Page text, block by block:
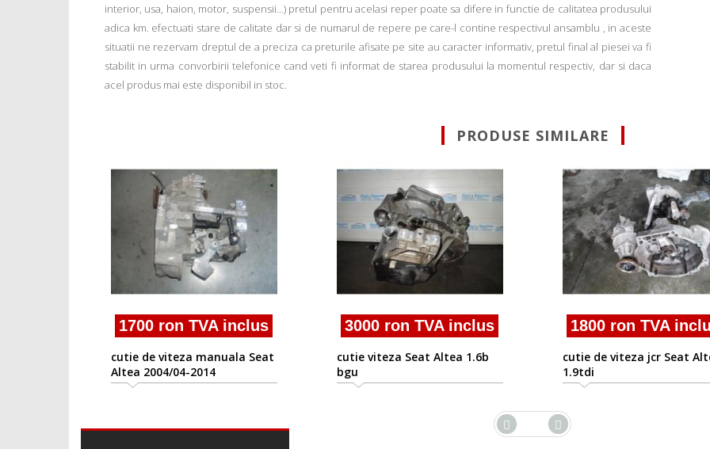
interior, usa, haion, motor, suspensii...) pretul pentru acelasi reper poate sa difere in functie de calitatea produsului
adica km. efectuati stare de calitate dar si de numarul de repere pe care-l contine respectivul ansamblu , in aceste
situatii ne rezervam dreptul de a preciza ca preturile afisate pe site au caracter informativ, pretul final al piesei va fi
stabilit in urma convorbirii telefonice cand veti fi informat de starea produsului la momentul respectiv, dar si daca
acel produs mai este disponibil in stoc.
PRODUSE SIMILARE
1700 ron TVA inclus
cutie de viteza manuala Seat
Altea 2004/04-2014
3000 ron TVA inclus
cutie viteza Seat Altea 1.6b
bgu
1800 ron TVA
cutie de viteza jcr Seat
1.9tdi